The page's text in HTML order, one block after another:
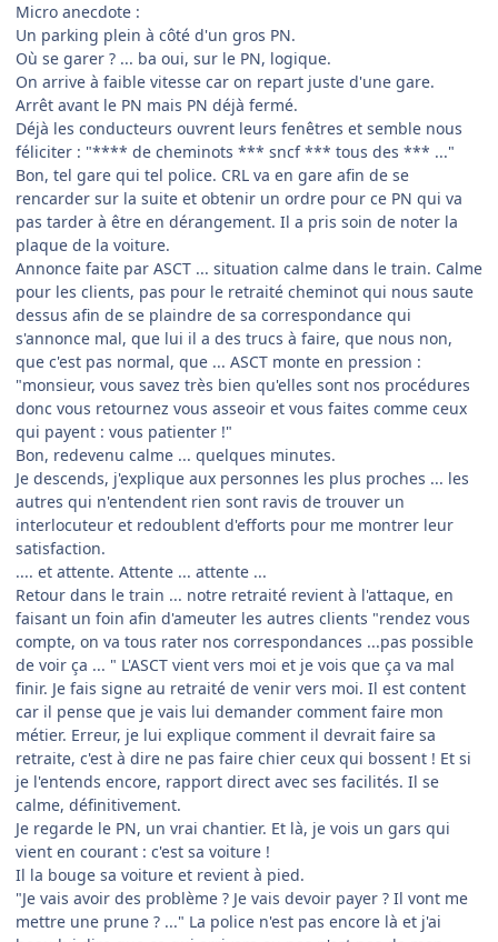
Micro anecdote :
Un parking plein à côté d'un gros PN.
Où se garer ? ... ba oui, sur le PN, logique.
On arrive à faible vitesse car on repart juste d'une gare.
Arrêt avant le PN mais PN déjà fermé.
Déjà les conducteurs ouvrent leurs fenêtres et semble nous
féliciter : "**** de cheminots *** sncf *** tous des *** ..."
Bon, tel gare qui tel police. CRL va en gare afin de se
rencarder sur la suite et obtenir un ordre pour ce PN qui va
pas tarder à être en dérangement. Il a pris soin de noter la
plaque de la voiture.
Annonce faite par ASCT ... situation calme dans le train. Calme
pour les clients, pas pour le retraité cheminot qui nous saute
dessus afin de se plaindre de sa correspondance qui
s'annonce mal, que lui il a des trucs à faire, que nous non,
que c'est pas normal, que ... ASCT monte en pression :
"monsieur, vous savez très bien qu'elles sont nos procédures
donc vous retournez vous asseoir et vous faites comme ceux
qui payent : vous patienter !"
Bon, redevenu calme ... quelques minutes.
Je descends, j'explique aux personnes les plus proches ... les
autres qui n'entendent rien sont ravis de trouver un
interlocuteur et redoublent d'efforts pour me montrer leur
satisfaction.
.... et attente. Attente ... attente ...
Retour dans le train ... notre retraité revient à l'attaque, en
faisant un foin afin d'ameuter les autres clients "rendez vous
compte, on va tous rater nos correspondances ...pas possible
de voir ça ... " L'ASCT vient vers moi et je vois que ça va mal
finir. Je fais signe au retraité de venir vers moi. Il est content
car il pense que je vais lui demander comment faire mon
métier. Erreur, je lui explique comment il devrait faire sa
retraite, c'est à dire ne pas faire chier ceux qui bossent ! Et si
je l'entends encore, rapport direct avec ses facilités. Il se
calme, définitivement.
Je regarde le PN, un vrai chantier. Et là, je vois un gars qui
vient en courant : c'est sa voiture !
Il la bouge sa voiture et revient à pied.
"Je vais avoir des problème ? Je vais devoir payer ? Il vont me
mettre une prune ? ..." La police n'est pas encore là et j'ai